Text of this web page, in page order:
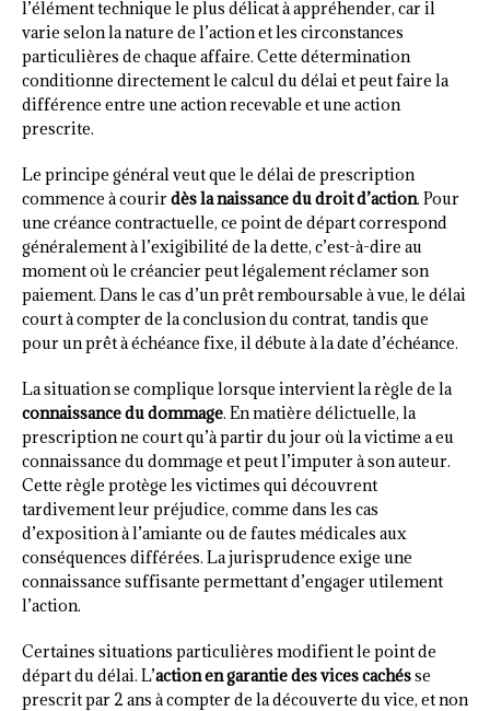
l’élément technique le plus délicat à appréhender, car il
varie selon la nature de l’action et les circonstances
particulières de chaque affaire. Cette détermination
conditionne directement le calcul du délai et peut faire la
différence entre une action recevable et une action
prescrite.
Le principe général veut que le délai de prescription
commence à courirdès la naissance du droit d’action. Pour
une créance contractuelle, ce point de départ correspond
généralement à l’exigibilité de la dette, c’est-à-dire au
moment où le créancier peut légalement réclamer son
paiement. Dans le cas d’un prêt remboursable à vue, le délai
court à compter de la conclusion du contrat, tandis que
pour un prêt à échéance fixe, il débute à la date d’échéance.
La situation se complique lorsque intervient la règle de la
connaissance du dommage. En matière délictuelle, la
prescription ne court qu’à partir du jour où la victime a eu
connaissance du dommage et peut l’imputer à son auteur.
Cette règle protège les victimes qui découvrent
tardivement leur préjudice, comme dans les cas
d’exposition à l’amiante ou de fautes médicales aux
conséquences différées. La jurisprudence exige une
connaissance suffisante permettant d’engager utilement
l’action.
Certaines situations particulières modifient le point de
départ du délai. L’action en garantie des vices cachésse
prescrit par 2 ans à compter de la découverte du vice, et non